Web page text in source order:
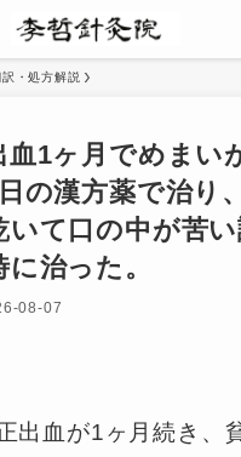
・処方解説
血1ヶ月でめまい
の漢方薬で治り
いて口の中が苦
に治った。
08-07
出血が1ヶ月続き、